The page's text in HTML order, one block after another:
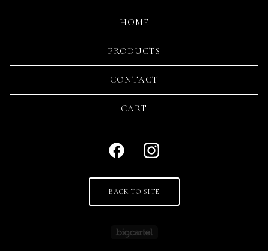
HOME
PRODUCTS
CONTACT
CART
BACK TO SITE